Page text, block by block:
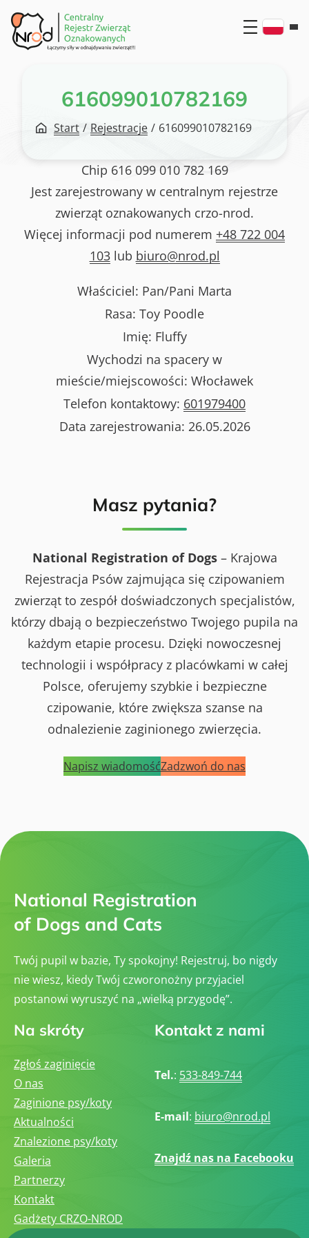
Przejdź
do
treści
616099010782169
Start / Rejestracje / 616099010782169
Chip 616 099 010 782 169
Jest zarejestrowany w centralnym rejestrze
zwierząt oznakowanych crzo-nrod.
Więcej informacji pod numerem +48 722 004
103lub biuro@nrod.pl
Właściciel: Pan/Pani Marta
Rasa: Toy Poodle
Imię: Fluffy
Wychodzi na spacery w
mieście/miejscowości: Włocławek
Telefon kontaktowy: 601979400
Data zarejestrowania: 26.05.2026
Masz pytania?
National Registration of Dogs– Krajowa
Rejestracja Psów zajmująca się czipowaniem
zwierząt to zespół doświadczonych specjalistów,
którzy dbają o bezpieczeństwo Twojego pupila na
każdym etapie procesu. Dzięki nowoczesnej
technologii i współpracy z placówkami w całej
Polsce, oferujemy szybkie i bezpieczne
czipowanie, które zwiększa szanse na
odnalezienie zaginionego zwierzęcia.
Napisz wiadomośćZadzwoń do nas
National Registration
of Dogs and Cats
Twój pupil w bazie, Ty spokojny! Rejestruj, bo nigdy
nie wiesz, kiedy Twój czworonożny przyjaciel
postanowi wyruszyć na „wielką przygodę”.
Na skróty
Zgłoś zaginięcie
O nas
Zaginione psy/koty
Aktualności
Znalezione psy/koty
Galeria
Partnerzy
Kontakt
Gadżety CRZO-NROD
Kontakt z nami
Tel.: 533-849-744
E-mail: biuro@nrod.pl
Znajdź nas na Facebooku